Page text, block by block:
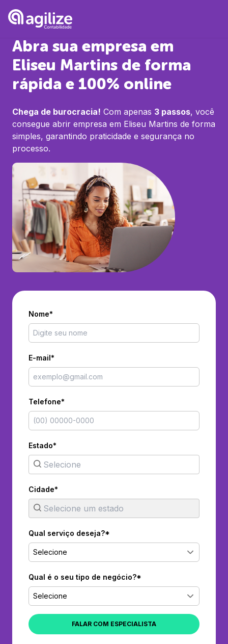
Abra sua empresa em
Eliseu Martins de forma
rápida e 100% online
Chega de burocracia! Com apenas 3 passos, você
consegue abrir empresa em Eliseu Martins de forma
simples, garantindo praticidade e segurança no
processo.
Nome*
E-mail*
Telefone*
Estado*
Cidade*
Qual serviço deseja?*
Selecione
Qual é o seu tipo de negócio?*
Selecione
FALAR COM ESPECIALISTA